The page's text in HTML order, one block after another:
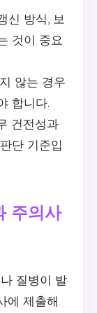
신 방식, 보
것이 중요
않는 경우
합니다.
건전성과
단 기준입
주의사
질병이 발
에 제출해